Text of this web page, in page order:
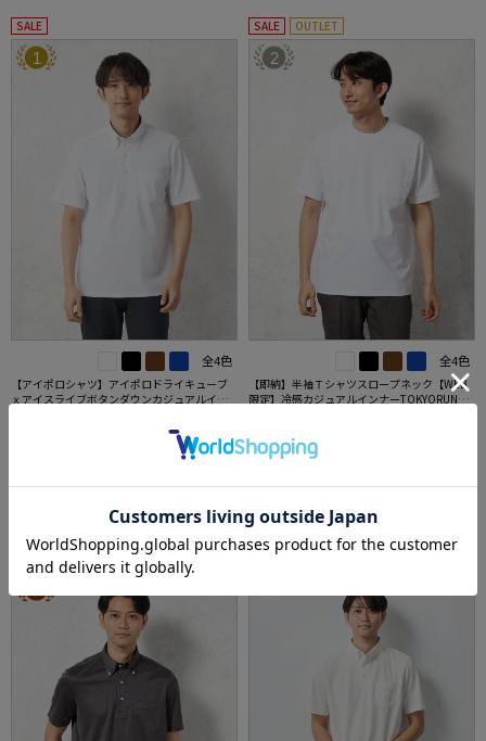
SALE
1
全4色
【アイポロシャツ】アイポロドライキューブ
ｘアイスライブボタンダウンカジュアルイン
★2点で1,000円OFF／3点で3,00
SALE OUTLET
2
全4色
【即納】半袖Ｔシャツスロープネック【WEB
限定】冷感カジュアルインナーTOKYORUN春
55%off
1,990円
OUTLET SALE